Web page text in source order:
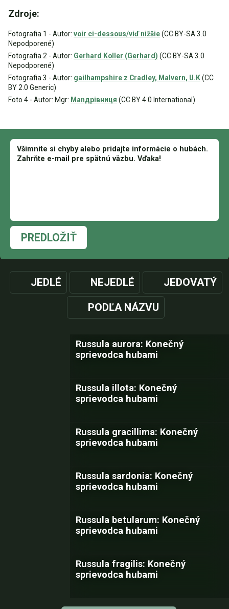
Zdroje:
Fotografia 1 - Autor: voir ci-dessous/viď nižšie(CC BY-SA 3.0
Nepodporené)
Fotografia 2 - Autor: Gerhard Koller (Gerhard) (CC BY-SA 3.0
Nepodporené)
Fotografia 3 - Autor: gailhampshire z Cradley, Malvern, U.K(CC
BY 2.0 Generic)
Foto 4 - Autor: Mgr: Manдрівниця (CC BY 4.0 International)
PREDLOŽIŤ
JEDLÉ NEJEDLÉ JEDOVATÝ
PODĽA NÁZVU
Russula aurora: Konečný
sprievodca hubami
Russula illota: Konečný
sprievodca hubami
Russula gracillima: Konečný
sprievodca hubami
Russula sardonia: Konečný
sprievodca hubami
Russula betularum: Konečný
sprievodca hubami
Russula fragilis: Konečný
sprievodca hubami